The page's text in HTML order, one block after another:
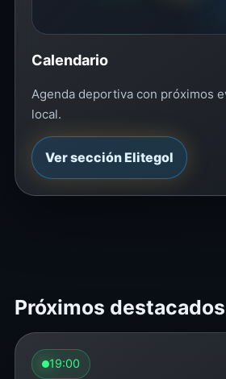
Calendario
Agenda deportiva con próximos
local.
Ver sección Elitegol
Próximos destacados
19:00